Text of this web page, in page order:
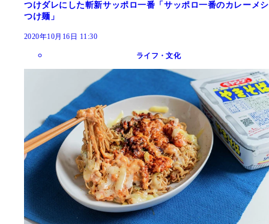
つけダレにした斬新サッポロ一番「サッポロ一番のカレーメシ
つけ麺」
2020年10月16日 11:30
ライフ・文化